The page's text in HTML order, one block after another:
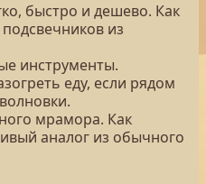
быстро и дешево. Как
из
инструменты.
еду, если рядом
мрамора. Как
аналог из обычного